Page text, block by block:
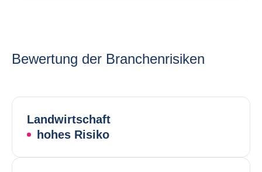
Bewertung der Branchenrisiken
Landwirtschaft
hohes Risiko